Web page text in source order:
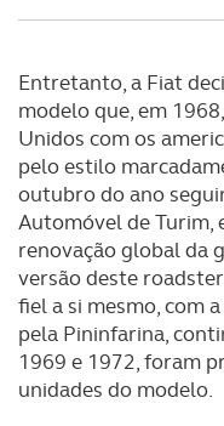
Entretanto, a Fiat
modelo que, em
Unidos com os
pelo estilo
outubro do ano
Automóvel de Turim,
renovação global da
versão deste
fiel a si mesmo, com
pela Pininfarina,
1969 e 1972, foram
unidades do modelo.